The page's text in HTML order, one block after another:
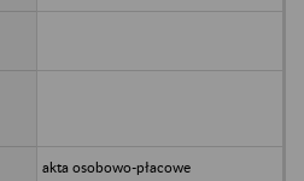
akta osobowo-płacowe